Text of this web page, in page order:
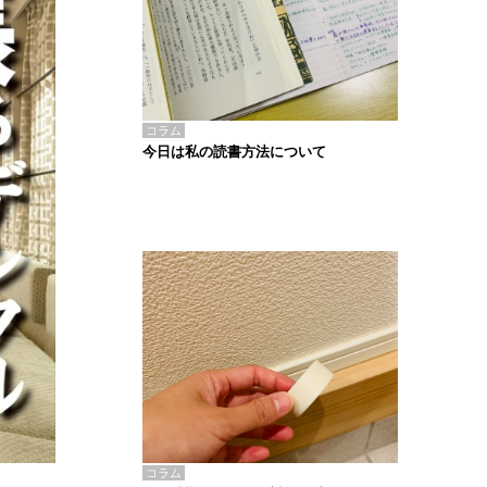
コラム
今日は私の読書方法について
コラム